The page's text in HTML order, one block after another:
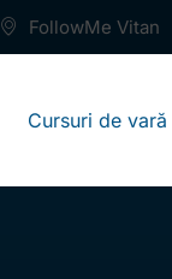
FollowMe Vitan
Cursuri de vară